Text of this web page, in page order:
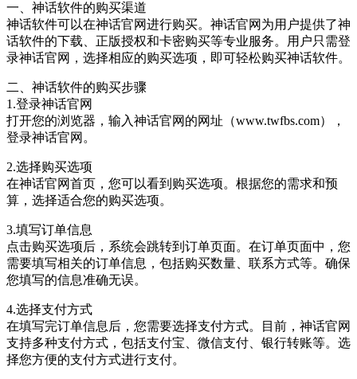
一、神话软件的购买渠道
神话软件可以在神话官网进行购买。神话官网为用户提供了神
话软件的下载、正版授权和卡密购买等专业服务。用户只需登
录神话官网，选择相应的购买选项，即可轻松购买神话软件。
二、神话软件的购买步骤
1.登录神话官网
打开您的浏览器，输入神话官网的网址（www.twfbs.com），
登录神话官网。
2.选择购买选项
在神话官网首页，您可以看到购买选项。根据您的需求和预
算，选择适合您的购买选项。
3.填写订单信息
点击购买选项后，系统会跳转到订单页面。在订单页面中，您
需要填写相关的订单信息，包括购买数量、联系方式等。确保
您填写的信息准确无误。
4.选择支付方式
在填写完订单信息后，您需要选择支付方式。目前，神话官网
支持多种支付方式，包括支付宝、微信支付、银行转账等。选
择您方便的支付方式进行支付。